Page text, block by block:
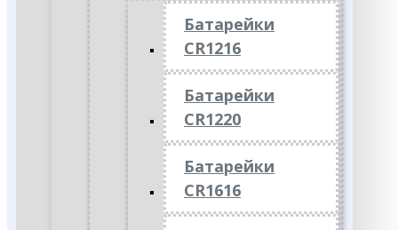
Батарейки
CR1216
Батарейки
CR1220
Батарейки
CR1616